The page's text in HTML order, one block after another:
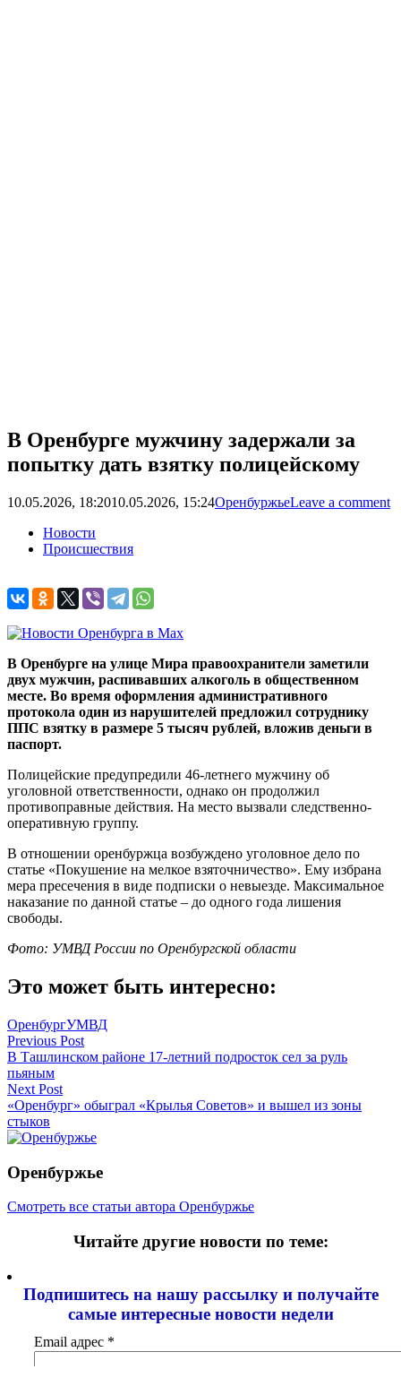
В Оренбурге мужчину задержали за
попытку дать взятку полицейскому
10.05.2026, 18:2010.05.2026, 15:24ОренбуржьеLeave a comment
Новости
Происшествия
В Оренбурге на улице Мира правоохранители заметили
двух мужчин, распивавших алкоголь в общественном
месте. Во время оформления административного
протокола один из нарушителей предложил сотруднику
ППС взятку в размере 5 тысяч рублей, вложив деньги в
паспорт.
Полицейские предупредили 46-летнего мужчину об
уголовной ответственности, однако он продолжил
противоправные действия. На место вызвали следственно-
оперативную группу.
В отношении оренбуржца возбуждено уголовное дело по
статье «Покушение на мелкое взяточничество». Ему избрана
мера пресечения в виде подписки о невыезде. Максимальное
наказание по данной статье – до одного года лишения
свободы.
Фото: УМВД России по Оренбургской области
Это может быть интересно:
ОренбургУМВД
Навигация
по
записям
Previous Post
В Ташлинском районе 17-летний подросток сел за руль
пьяным
Next Post
«Оренбург» обыграл «Крылья Советов» и вышел из зоны
стыков
Оренбуржье
Смотреть все статьи автора Оренбуржье
Читайте другие новости по теме:
Подпишитесь на нашу рассылку и получайте
самые интересные новости недели
Email адрес *